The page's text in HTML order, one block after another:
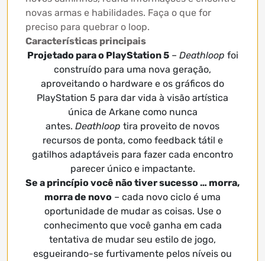
novas armas e habilidades. Faça o que for
preciso para quebrar o loop.
Características principais
Projetado para o PlayStation 5– Deathloop foi
construído para uma nova geração,
aproveitando o hardware e os gráficos do
PlayStation 5 para dar vida à visão artística
única de Arkane como nunca
antes. Deathloop tira proveito de novos
recursos de ponta, como feedback tátil e
gatilhos adaptáveis ​​para fazer cada encontro
parecer único e impactante.
Se a princípio você não tiver sucesso … morra,
morra de novo – cada novo ciclo é uma
oportunidade de mudar as coisas. Use o
conhecimento que você ganha em cada
tentativa de mudar seu estilo de jogo,
esgueirando-se furtivamente pelos níveis ou